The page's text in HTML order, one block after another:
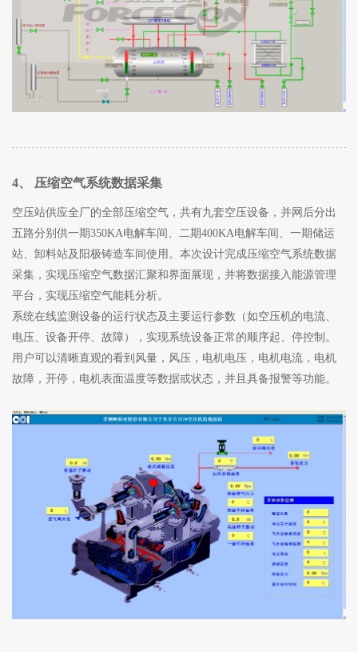
4、 压缩空气系统数据采集
空压站供应全厂的全部压缩空气，共有九套空压设备，并网后分出
五路分别供一期350KA电解车间、二期400KA电解车间、一期储运
站、卸料站及阳极铸造车间使用。本次设计完成压缩空气系统数据
采集，实现压缩空气数据汇聚和界面展现，并将数据接入能源管理
平台，实现压缩空气能耗分析。
系统在线监测设备的运行状态及主要运行参数（如空压机的电流、
电压、设备开停、故障），实现系统设备正常的顺序起、停控制。
用户可以清晰直观的看到风量，风压，电机电压，电机电流，电机
故障，开停，电机表面温度等数据或状态，并且具备报警等功能。